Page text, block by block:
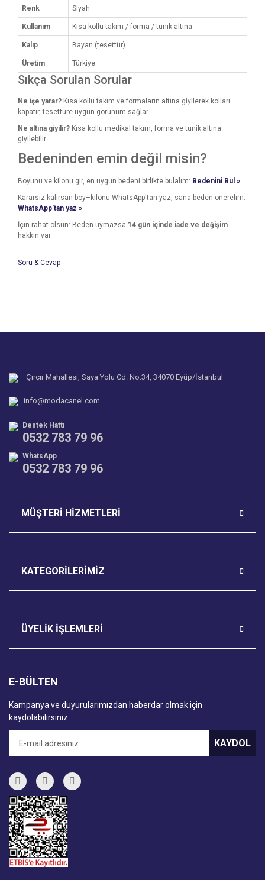
Renk Siyah
Kullanım Kısa kollu takım / forma / tunik altına
Kalıp Bayan (tesettür)
Üretim Türkiye
Sıkça Sorulan Sorular
Ne işe yarar? Kısa kollu takım ve formaların altına giyilerek kolları
kapatır, tesettüre uygun görünüm sağlar.
Ne altına giyilir? Kısa kollu medikal takım, forma ve tunik altına
giyilebilir.
Bedeninden emin değil misin?
Boyunu ve kilonu gir, en uygun bedeni birlikte bulalım: Bedenini Bul »
Kararsız kalırsan boy–kilonu WhatsApp'tan yaz, sana beden önerelim:
WhatsApp'tan yaz »
İçin rahat olsun: Beden uymazsa 14 gün içinde iade ve değişim
hakkın var.
Bu ürüne benzer farklı alternatifler olmalı.
Soru & Cevap
Çırçır Mahallesi, Saya Yolu Cd. No:34, 34070 Eyüp/İstanbul
info@modacanel.com
Destek Hattı
0532 783 79 96
WhatsApp
0532 783 79 96
MÜŞTERİ HİZMETLERİ
KATEGORİLERİMİZ
ÜYELİK İŞLEMLERİ
E-BÜLTEN
Kampanya ve duyurularımızdan haberdar olmak için
kaydolabilirsiniz.
KAYDOL